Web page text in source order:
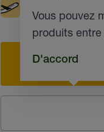
Vous pouvez
produits entre
D'accord